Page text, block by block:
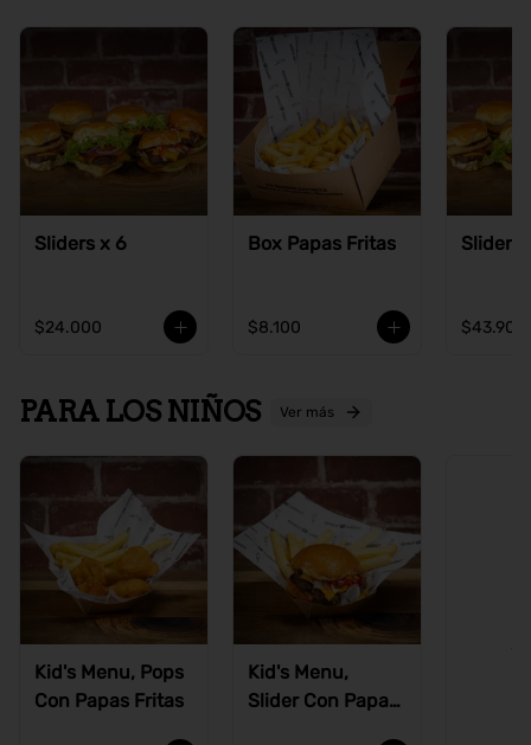
Sliders x 6
$24.000
Box Papas Fritas
$8.100
Sliders
$43.900
PARA LOS NIÑOS Ver más
Kid's Menu, Pops
Con Papas Fritas
Kid's Menu,
Slider Con Papas